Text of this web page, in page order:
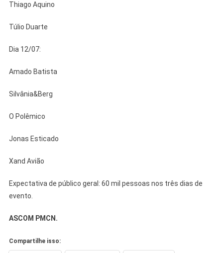
Thiago Aquino
Túlio Duarte
Dia 12/07:
Amado Batista
Silvânia&Berg
O Polêmico
Jonas Esticado
Xand Avião
Expectativa de público geral: 60 mil pessoas nos três dias de
evento.
ASCOM PMCN.
Compartilhe isso: